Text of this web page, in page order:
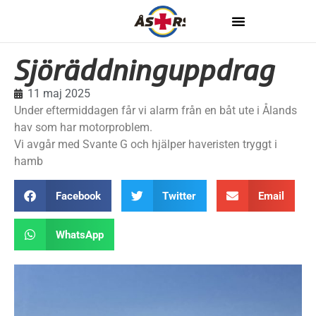
Sjöräddninguppdrag
11 maj 2025
Under eftermiddagen får vi alarm från en båt ute i Ålands
hav som har motorproblem.
Vi avgår med Svante G och hjälper haveristen tryggt i
hamb
Facebook Twitter Email
WhatsApp